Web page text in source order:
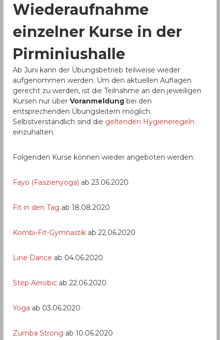
Wiederaufnahme
einzelner Kurse in der
Pirminiushalle
Ab Juni kann der Übungsbetrieb teilweise wieder
aufgenommen werden. Um den aktuellen Auflagen
gerecht zu werden, ist die Teilnahme an den jeweiligen
Kursen nur überVoranmeldungbei den
entsprechenden Übungsleitern möglich.
Selbstverständlich sind die geltenden Hygieneregeln
einzuhalten.
Folgenden Kurse können wieder angeboten werden:
Fayo (Faszienyoga) ab 23.06.2020
Fit in den Tag ab 18.08.2020
Kombi-Fit-Gymnastik ab 22.06.2020
Line Dance ab 04.06.2020
Step Aerobic ab 22.06.2020
Yoga ab 03.06.2020
Zumba Strong ab 10.06.2020